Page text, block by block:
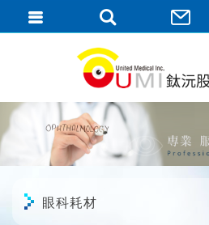
眼科耗材
English